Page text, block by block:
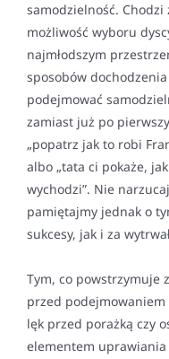
samodzielność.
możliwość wyboru
najmłodszym
sposobów
podejmować
zamiast już po
„popatrz jak to robi
albo „tata ci pokaże,
wychodzi”. Nie
pamiętajmy jednak o
sukcesy, jak i za
Tym, co powstrzymuje
przed
lęk przed porażką czy
elementem